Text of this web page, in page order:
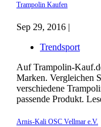
Trampolin Kaufen
Sep 29, 2016 |
Trendsport
Auf Trampolin-
Marken. Vergleichen
verschiedene
passende Produkt.
Arnis-Kali OSC Vellmar e.V.